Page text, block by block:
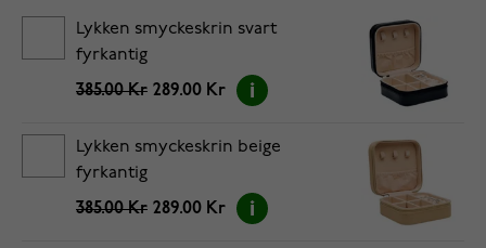
Lykken smyckeskrin svart
fyrkantig
385.00 Kr 289.00 Kr
Lykken smyckeskrin beige
fyrkantig
385.00 Kr 289.00 Kr